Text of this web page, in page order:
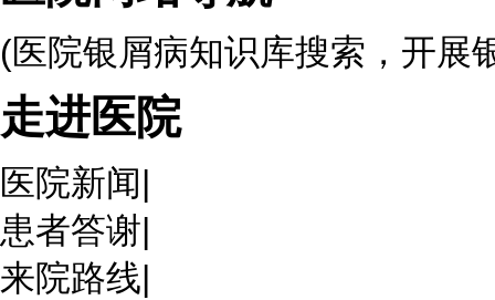
(医院银屑病知识库搜索，开展
走进医院
医院新闻|
患者答谢|
来院路线|